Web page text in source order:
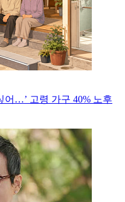
어…’ 고령 가구 40% 노후